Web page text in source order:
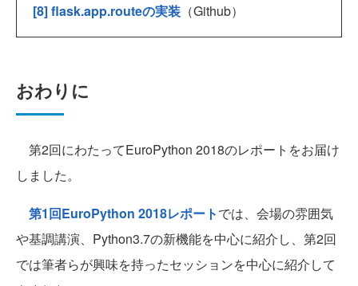
[8]flask.app.routeの実装 （Github）
おわりに
第2回にわたってEuroPython 2018のレポートをお届け
しました。
第1回EuroPython 2018レポートでは、会場の雰囲気
や基調講演、Python3.7の新機能を中心に紹介し、第2回
では筆者らが興味を持ったセッションを中心に紹介して